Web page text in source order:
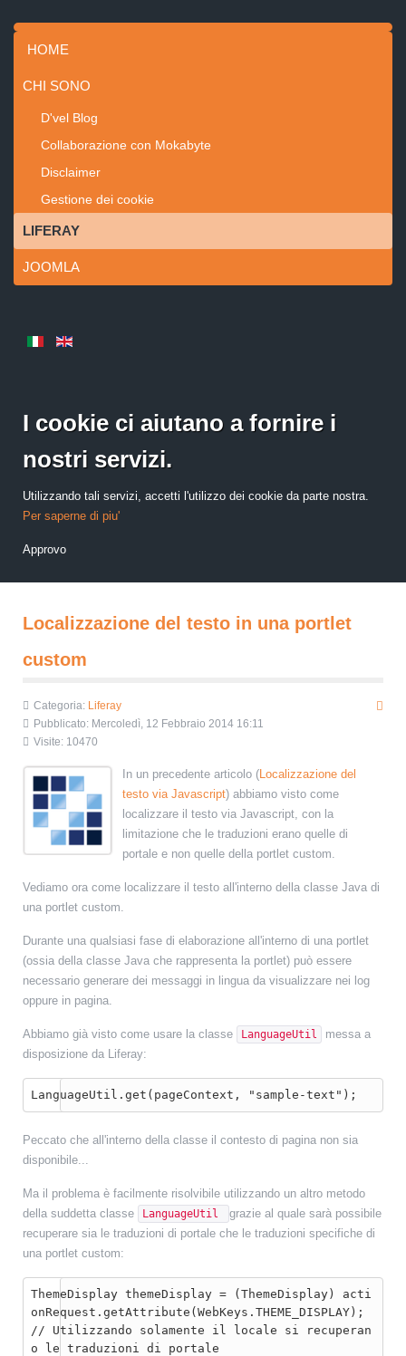
HOME
CHI SONO
D'vel Blog
Collaborazione con Mokabyte
Disclaimer
Gestione dei cookie
LIFERAY
JOOMLA
I cookie ci aiutano a fornire i
nostri servizi.
Utilizzando tali servizi, accetti l'utilizzo dei cookie da parte nostra.
Per saperne di piu'
Approvo
Localizzazione del testo in una portlet
custom
Categoria: Liferay
Pubblicato: Mercoledì, 12 Febbraio 2014 16:11
Visite: 10470
In un precedente articolo (Localizzazione del
testo via Javascript) abbiamo visto come
localizzare il testo via Javascript, con la
limitazione che le traduzioni erano quelle di
portale e non quelle della portlet custom.
Vediamo ora come localizzare il testo all'interno della classe Java di
una portlet custom.
Durante una qualsiasi fase di elaborazione all'interno di una portlet
(ossia della classe Java che rappresenta la portlet) può essere
necessario generare dei messaggi in lingua da visualizzare nei log
oppure in pagina.
Abbiamo già visto come usare la classe LanguageUtil
messa a
disposizione da Liferay:
LanguageUtil.get(pageContext, "sample-text");
Peccato che all'interno della classe il contesto di pagina non sia
disponibile...
Ma il problema è facilmente risolvibile utilizzando un altro metodo
della suddetta classe
LanguageUtil
grazie al quale sarà possibile
recuperare sia le traduzioni di portale che le traduzioni specifiche di
una portlet custom:
ThemeDisplay themeDisplay = (ThemeDisplay) acti
onRequest.getAttribute(WebKeys.THEME_DISPLAY);
// Utilizzando solamente il locale si recuperan
o le traduzioni di portale